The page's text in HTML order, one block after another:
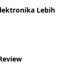
Lebih